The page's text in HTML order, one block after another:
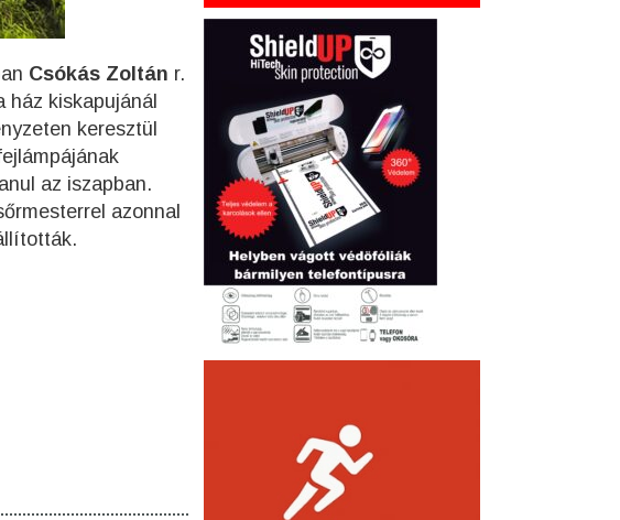
Csókás Zoltán r.
ház kiskapujánál
keresztül
az iszapban.
azonnal